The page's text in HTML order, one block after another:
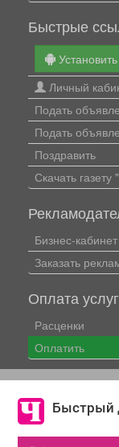
Быстрый
согласие на
обеспечивают
информации для
Быстрые
Личный
Подать
Подать
Поздравить
Скачать
Бизнес-кабинет
Заказать
Оплата
Расценки
Оплатить
Наши
Газета
Сайт chastnik-